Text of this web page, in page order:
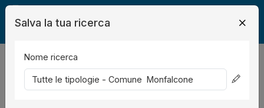
Legalmente Immobili
risultati Ordina per
Salva la tua ricerca
Nome ricerca